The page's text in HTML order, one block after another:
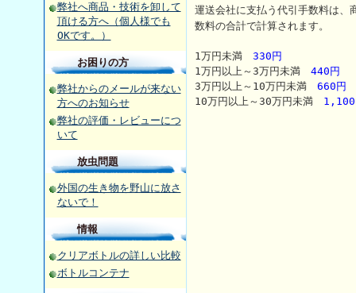
弊社へ商品・技術を卸して
頂ける方へ（個人様でも
OKです。）
お困りの方
弊社からのメールが来ない
方へのお知らせ
弊社の評価・レビューにつ
いて
放虫問題
外国の生き物を野山に放さ
ないで！
情報
クリアボトルの詳しい比較
ボトルコンテナ
運送会社に支払う代引手数料は、
数料の合計で計算されます。
1万円未満 330円
1万円以上～3万円未満 440円
3万円以上～10万円未満 660円
10万円以上～30万円未満 1,100